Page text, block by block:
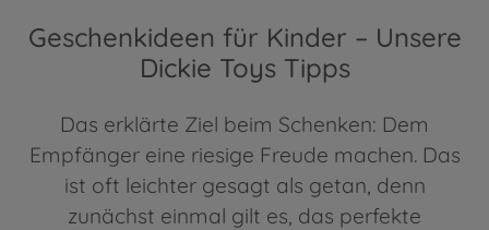
Geschenkideen für Kinder – Unsere
Dickie Toys Tipps
Das erklärte Ziel beim Schenken: Dem
Empfänger eine riesige Freude machen. Das
ist oft leichter gesagt als getan, denn
zunächst einmal gilt es, das perfekte